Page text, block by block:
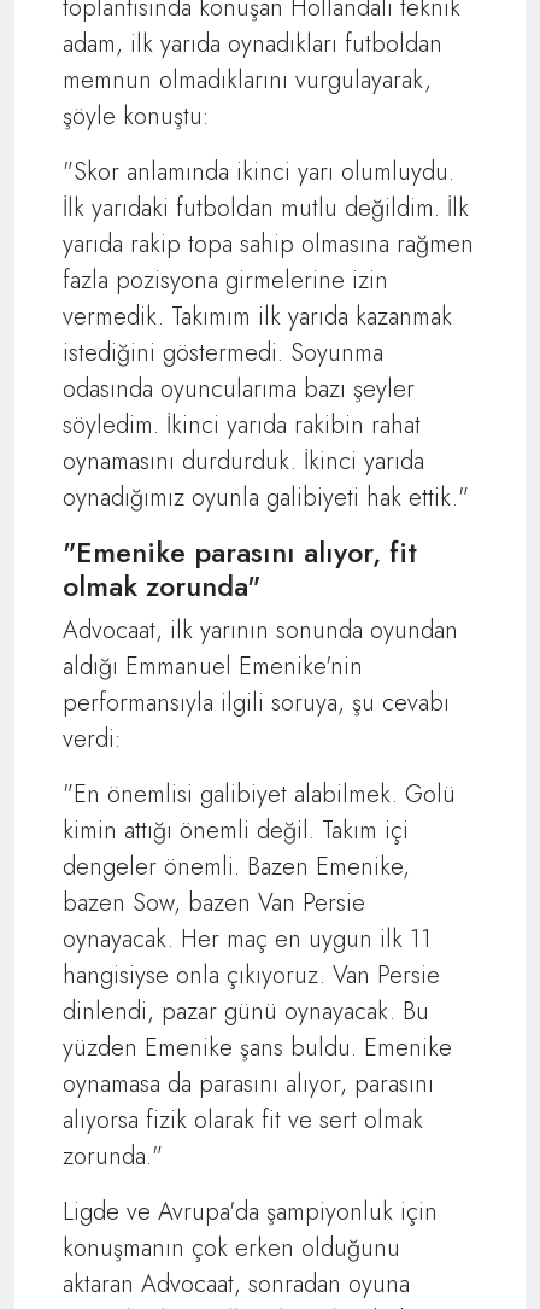
toplantısında konuşan Hollandalı teknik
adam, ilk yarıda oynadıkları futboldan
memnun olmadıklarını vurgulayarak,
şöyle konuştu:
"Skor anlamında ikinci yarı olumluydu.
İlk yarıdaki futboldan mutlu değildim. İlk
yarıda rakip topa sahip olmasına rağmen
fazla pozisyona girmelerine izin
vermedik. Takımım ilk yarıda kazanmak
istediğini göstermedi. Soyunma
odasında oyuncularıma bazı şeyler
söyledim. İkinci yarıda rakibin rahat
oynamasını durdurduk. İkinci yarıda
oynadığımız oyunla galibiyeti hak ettik."
"Emenike parasını alıyor, fit
olmak zorunda"
Advocaat, ilk yarının sonunda oyundan
aldığı Emmanuel Emenike'nin
performansıyla ilgili soruya, şu cevabı
verdi:
"En önemlisi galibiyet alabilmek. Golü
kimin attığı önemli değil. Takım içi
dengeler önemli. Bazen Emenike,
bazen Sow, bazen Van Persie
oynayacak. Her maç en uygun ilk 11
hangisiyse onla çıkıyoruz. Van Persie
dinlendi, pazar günü oynayacak. Bu
yüzden Emenike şans buldu. Emenike
oynamasa da parasını alıyor, parasını
alıyorsa fizik olarak fit ve sert olmak
zorunda."
Ligde ve Avrupa'da şampiyonluk için
konuşmanın çok erken olduğunu
aktaran Advocaat, sonradan oyuna